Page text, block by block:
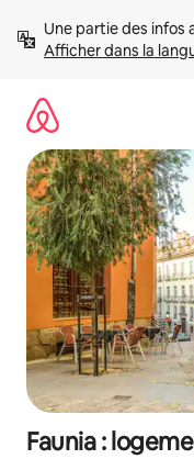
directement
Afficher dans la
Faunia :